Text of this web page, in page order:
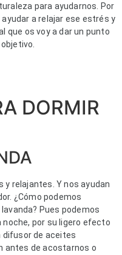
para ayudarnos. Por
a relajar ese estrés y
que os voy a dar un punto
DORMIR
y relajantes. Y nos ayudan
¿Cómo podemos
Pues podemos
noche, por su ligero efecto
difusor de aceites
antes de acostarnos o